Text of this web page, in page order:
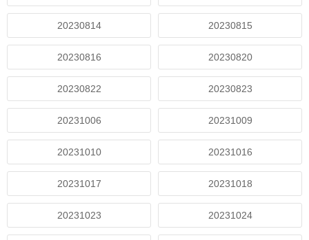
20230814 20230815
20230816 20230820
20230822 20230823
20231006 20231009
20231010 20231016
20231017 20231018
20231023 20231024